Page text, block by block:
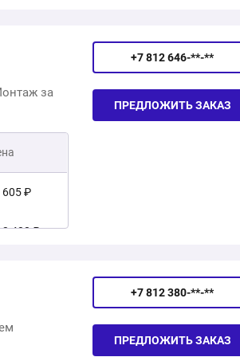
за
605 ₽
3 400 ₽
+7 812 646-**-**
ПРЕДЛОЖИТЬ ЗАКАЗ
+7 812 380-**-**
ПРЕДЛОЖИТЬ ЗАКАЗ